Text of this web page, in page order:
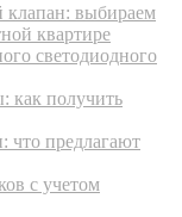
выбираем
квартире
светодиодного
как получить
что предлагают
с учетом